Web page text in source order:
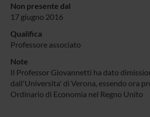
Non presente dal
17 giugno 2016
Qualifica
Professore associato
Note
Il Professor Giovannetti ha dato
dall'Universita' di Verona, essendo ora
Ordinario di Economia nel Regno Unito